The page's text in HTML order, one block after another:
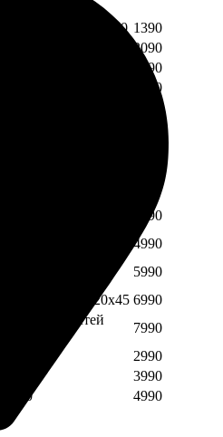
двух частей 20х20 1390
трех частей 20х20
2090
1590
2390
2990
3990
пяти частей 20х45
4990
шести частей
5990
семи частей 20х45 6990
восьми частей
7990
2990
3990
4990